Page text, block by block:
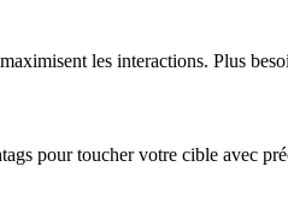
les interactions. Plus
pour toucher votre cible avec